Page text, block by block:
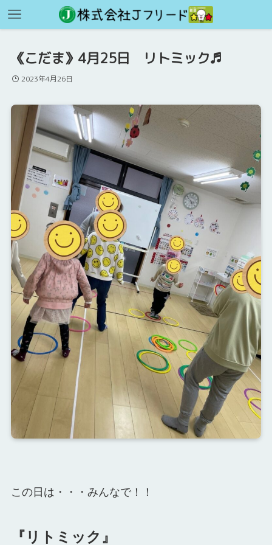
《こだま》4月25日 リトミック♬
2023年4月26日
この日は・・・みんなで！！
『リトミック』